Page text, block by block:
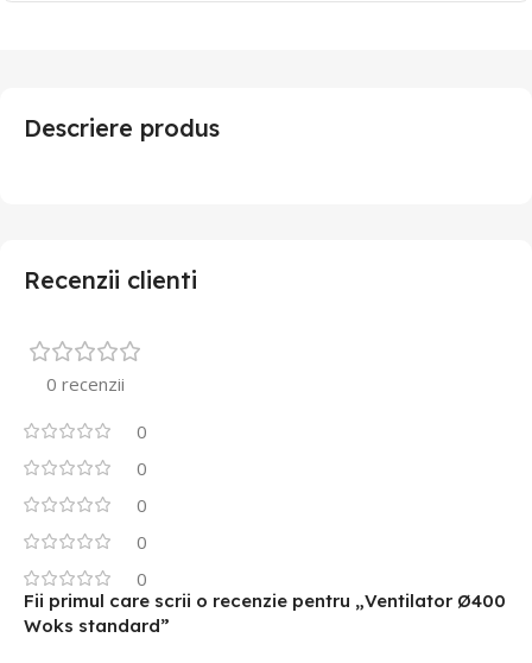
Descriere produs
Recenzii clienti
0 recenzii
0
0
0
0
0
Fii primul care scrii o recenzie pentru „Ventilator Ø400
Woks standard”